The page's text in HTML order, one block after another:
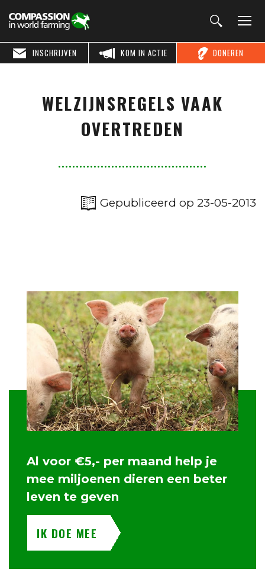
DONEREN
KOM IN ACTIE
INSCHRIJVEN
WELZIJNSREGELS VAAK
OVERTREDEN
Gepubliceerd op 23-05-2013
Al voor €5,- per maand help je
mee miljoenen dieren een beter
leven te geven
IK DOE MEE